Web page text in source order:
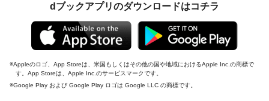
dブックアプリのダウンロードはコチラ
Appleのロゴ、App Storeは、米国もしくはその他の国や地域におけるApple Inc.の商標で
す。App Storeは、Apple Inc.のサービスマークです。
Google Play および Google Play ロゴは Google LLC の商標です。